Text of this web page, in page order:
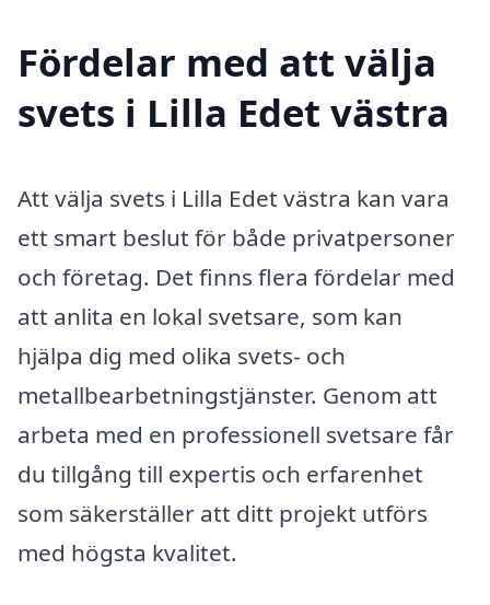
Fördelar med att välja
svets i Lilla Edet västra
Att välja svets i Lilla Edet västra kan vara
ett smart beslut för både privatpersoner
och företag. Det finns flera fördelar med
att anlita en lokal svetsare, som kan
hjälpa dig med olika svets- och
metallbearbetningstjänster. Genom att
arbeta med en professionell svetsare får
du tillgång till expertis och erfarenhet
som säkerställer att ditt projekt utförs
med högsta kvalitet.